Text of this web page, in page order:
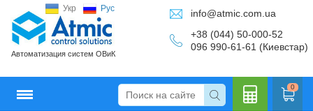
Укр Рус
Автоматизация систем ОВиК
info@atmic.com.ua
+38 (044) 50-000-52
096 990-61-61 (Киевстар)
0